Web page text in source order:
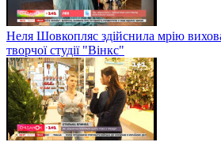
Неля Шовкопляс здійснила мрію
творчої студії "Вінкс"